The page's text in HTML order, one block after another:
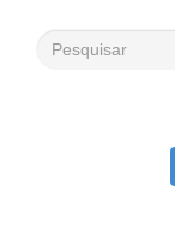
saneamento
Patriota disse